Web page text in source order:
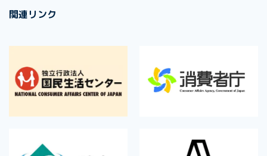
関連リンク